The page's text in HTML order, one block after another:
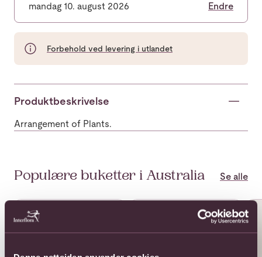
mandag 10. august 2026 Endre
Forbehold ved levering i utlandet
Produktbeskrivelse
Arrangement of Plants.
Populære buketter i Australia Se alle
Se mer om 12 roses long stemmedSe mer om 12 roses mediumSe